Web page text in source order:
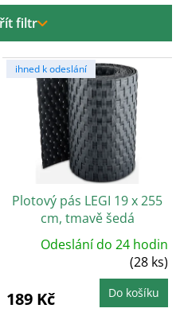
filtr
ihned k odeslání
Plotový pás LEGI 19 x 255
cm, tmavě šedá
Odeslání do 24 hodin
(28 ks)
189 Kč Do košíku